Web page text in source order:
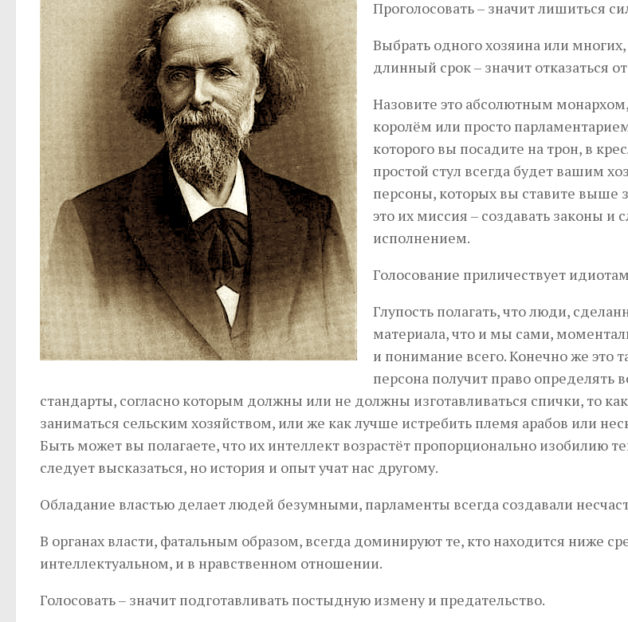
Проголосовать – значит лишиться
Выбрать одного хозяина или
длинный срок – значит отказаться
Назовите это абсолютным
королём или просто
которого вы посадите на трон, в
простой стул всегда будет вашим
персоны, которых вы ставите выше
это их миссия – создавать законы и
исполнением.
Голосование приличествует
Глупость полагать, что люди,
материала, что и мы сами,
и понимание всего. Конечно же это
персона получит право определять
стандарты, согласно которым должны или не должны изготавливаться спички, то
заниматься сельским хозяйством, или же как лучше истребить племя арабов или
Быть может вы полагаете, что их интеллект возрастёт пропорционально изобилию
следует высказаться, но история и опыт учат нас другому.
Обладание властью делает людей безумными, парламенты всегда создавали
В органах власти, фатальным образом, всегда доминируют те, кто находится ниже
интеллектуальном, и в нравственном отношении.
Голосовать – значит подготавливать постыдную измену и предательство.